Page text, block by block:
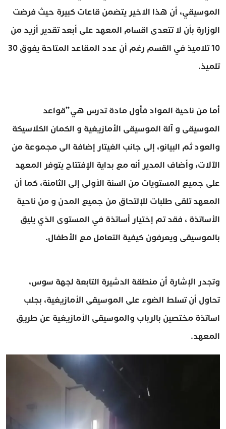
الموسيقي، أن هذا الاخير يتضمن قاعات كبيرة حيث فرضت
الوزارة بأن لا تتعدى اقسام المعهد على أبعد تقدير أزيد من
10 تلاميذ في القسم رغم أن عدد المقاعد المتاحة يفوق 30
تلميذ.
أما من ناحية المواد فأول مادة تدرس هي”قواعد
الموسيقى و آلة الموسيقى الأمازيغية و الكمان الكلاسيكة
والعود ثم البيانو، إلى جانب الغيتار إضافة الى مجموعة من
الآلات، وأضاف المدير أنه مع بداية الإفتتاح يتوفر المعهد
على جميع المستويات من السنة الأولى إلى الثامنة، كما أن
المعهد تلقى طلبات للإلتحاق من جميع المدن و من ناحية
الأساتذة ، فقد تم إختيار أساتذة في المستوى الذي يليق
بالموسيقى ويعرفون كيفية التعامل مع الأطفال.
وتجدر الإشارة أن منطقة الدشيرة التابعة لجهة سوس،
تحاول أن تسلط الضوء على الموسيقى الأمازيغية، بجلب
اساتذة مختصين بالرباب والموسيقى الأمازيغية عن طريق
المعهد.